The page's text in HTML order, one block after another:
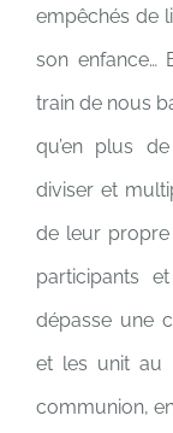
empêchés de
son enfance…
train de nous
qu’en plus
diviser et
de leur propre
participants
dépasse une
et les unit au
communion,